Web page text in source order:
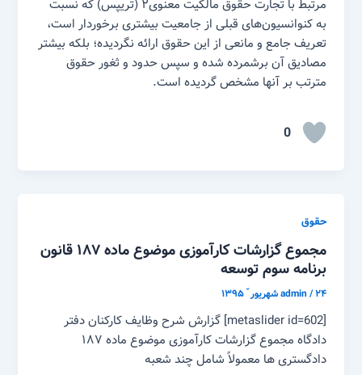
مرتبط با تجارت حقوق مالکیت معنوی۲ (تریپس) که نسبت
به کنوانسیون‌های قبلی از جامعیت بیشتری برخوردار است،
تعریف جامع و مانعی از این حقوق ارائه نگردیده؛ بلکه بیشتر
مصادیق آن برشمرده شده و سپس حدود و ثغور حقوق
مترتب بر آنها مشخص گردیده است.
0
حقوق
مجموع گزارشات کارآموزی موضوع ماده ۱۸۷ قانون
برنامه سوم توسعه
admin/۲۴ شهریور ّ ۱۳۹۵
[metaslider id=602] گزارش شرح وظایف کارکنان دفتر
دادگاه مجموع گزارشات کارآموزی موضوع ماده ۱۸۷
دادگستری ها معمولاً شامل چند شعبه